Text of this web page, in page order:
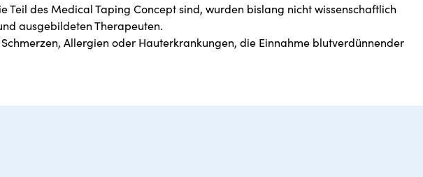
des Medical Taping Concept sind, wurden bislang nicht wissenschaftlich
ausgebildeten Therapeuten.
Allergien oder Hauterkrankungen, die Einnahme blutverdünnender